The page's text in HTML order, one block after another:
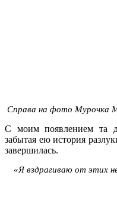
Cправа на фото Мурочка
С моим появлением та
забытая ею история
завершилась.
«Я вздрагиваю от этих